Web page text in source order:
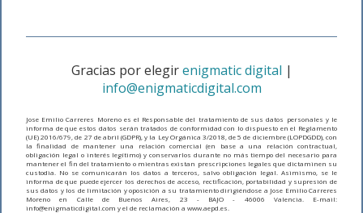
Gracias por elegirenigmatic digital |
info@enigmaticdigital.com
Jose Emilio Carreres Moreno es el Responsable del tratamiento de sus datos personales y le
informa de que estos datos serán tratados de conformidad con lo dispuesto en el Reglamento
(UE) 2016/679, de 27 de abril (GDPR), y la Ley Orgánica 3/2018, de 5 de diciembre (LOPDGDD), con
la finalidad de mantener una relación comercial (en base a una relación contractual,
obligación legal o interés legítimo) y conservarlos durante no más tiempo del necesario para
mantener el fin del tratamiento o mientras existan prescripciones legales que dictaminen su
custodia. No se comunicarán los datos a terceros, salvo obligación legal. Asimismo, se le
informa de que puede ejercer los derechos de acceso, rectificación, portabilidad y supresión de
sus datos y los de limitación y oposición a su tratamiento dirigiéndose a Jose Emilio Carreres
Moreno en Calle de Buenos Aires, 23 - BAJO - 46006 Valencia. E-mail:
info@enigmaticdigital.com y el de reclamación a www.aepd.es.